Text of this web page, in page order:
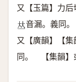
又【玉篇】力后
𠀤音漏。義同。
又【廣韻】【集
同。 【集韻】